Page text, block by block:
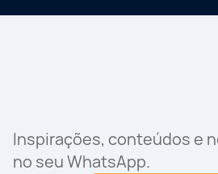
Inspirações, conteúdos e
no seu WhatsApp.